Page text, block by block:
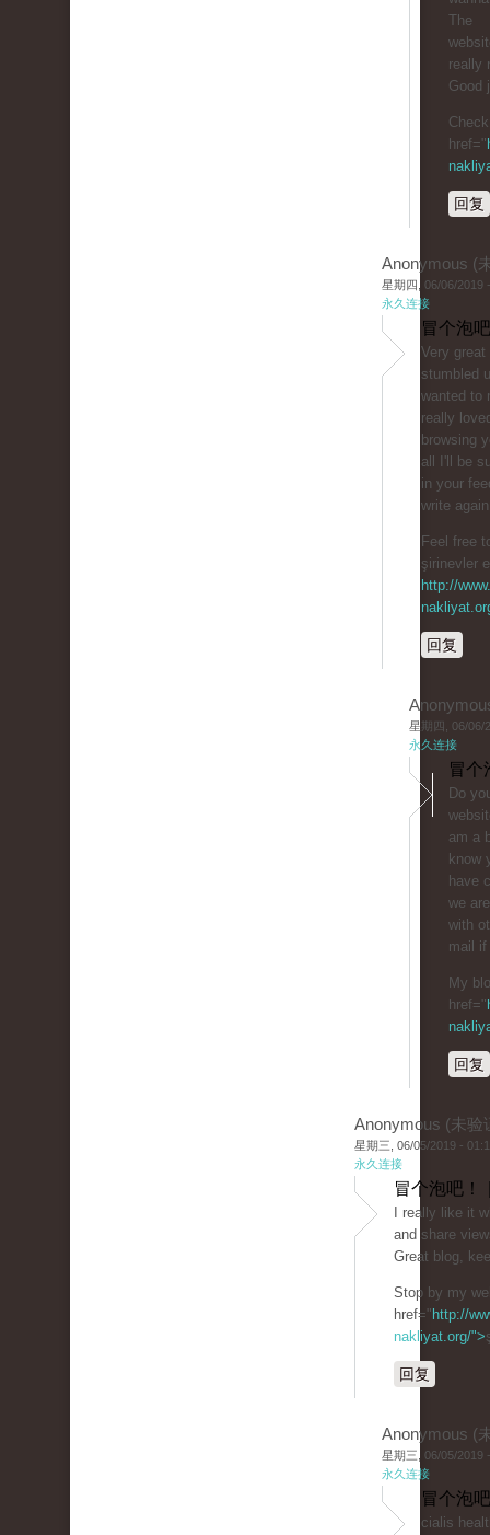
The
really
Good
href="
回复
Anonymous (
星期四, 06/06/2019
永久连接
冒个泡
Very
stumbled
wanted to
really
browsing
all I'll be
in your
write
Feel free
şirinevler
http://
回复
星期四, 06/06/
永久连接
冒个
Do
am a
know
have
we
with
mail
My
href="
回复
Anonymous (未验
星期三, 06/05/2019 -
永久连接
冒个泡吧！
I really like it
and share
Great blog,
Stop by my
href=" http://
nakliyat.org/">
回复
Anonymous (
星期三, 06/05/2019
永久连接
冒个泡
cialis